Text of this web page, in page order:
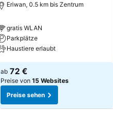
Eriwan, 0.5 km bis Zentrum
gratis WLAN
Parkplätze
Haustiere erlaubt
Preise sehen
ab 72 €
Preise von 15 Websites
Preise sehen